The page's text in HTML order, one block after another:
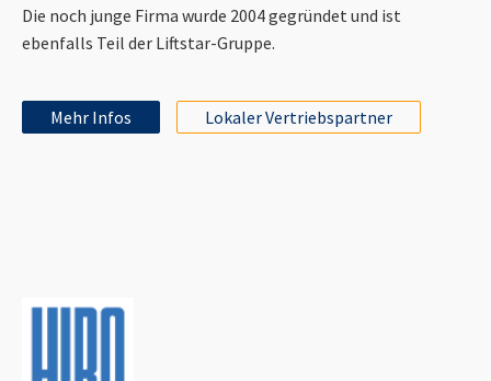
Die noch junge Firma wurde 2004 gegründet und ist
ebenfalls Teil der Liftstar-Gruppe.
Mehr Infos Lokaler Vertriebspartner